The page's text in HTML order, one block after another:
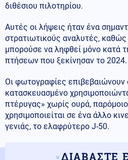
διθέσιου πιλοτηρίου.
Αυτές οι λήψεις ήταν ένα
στρατιωτικούς αναλυτές,
μπορούσε να ληφθεί μόνο κατά
πτήσεων που ξεκίνησαν το 2024.
Οι φωτογραφίες επιβεβαιώνουν
κατασκευασμένο
πτέρυγας» χωρίς ουρά,
χρησιμοποιείται σε ένα άλλο
γενιάς, το ελαφρύτερο J-50.
ΔΙΑΒΑΣΤΕ